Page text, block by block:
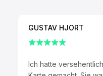
GUSTAV HJORT
Ich hatte